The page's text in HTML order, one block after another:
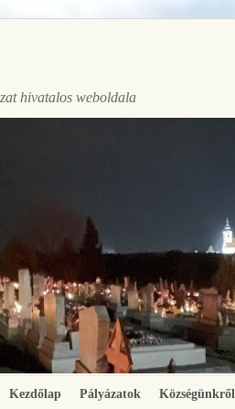
hivatalos weboldala
Kezdőlap Pályázatok Községünkről